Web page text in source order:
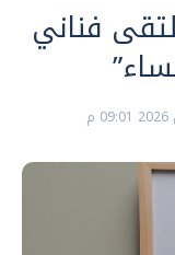
فناني